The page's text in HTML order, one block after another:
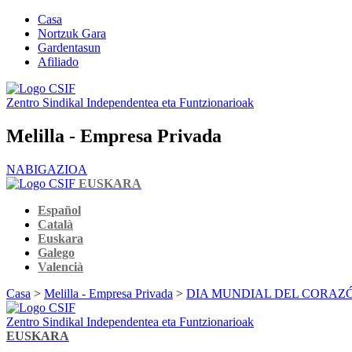
Casa
Nortzuk Gara
Gardentasun
Afiliado
Zentro Sindikal Independentea eta Funtzionarioak
Melilla - Empresa Privada
NABIGAZIOA
EUSKARA
Español
Català
Euskara
Galego
Valencià
Casa > Melilla - Empresa Privada > DIA MUNDIAL DEL
Zentro Sindikal Independentea eta Funtzionarioak
EUSKARA